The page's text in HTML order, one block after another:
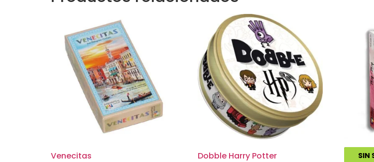
Venecitas Dobble Harry Potter SIN
Koi Koi